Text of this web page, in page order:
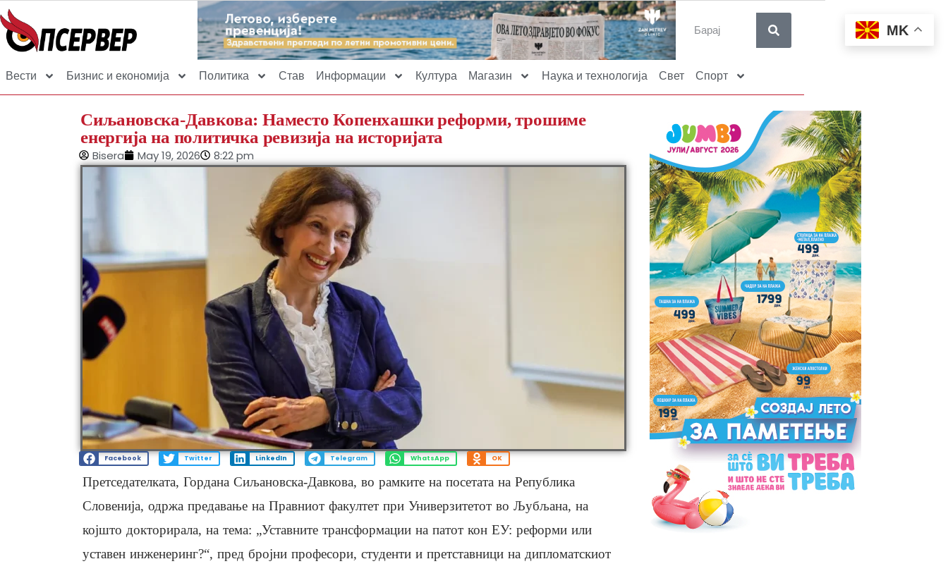
Вести Бизнис и економија Политика Став Информации Култура Магазин Наука и технологија Свет Спорт
Сиљановска-Давкова: Наместо Копенхашки реформи, трошиме
енергија на политичка ревизија на историјата
Bisera May 19, 2026 8:22 pm
Facebook Twitter LinkedIn Telegram WhatsApp OK
Претседателката, Гордана Сиљановска-Давкова, во рамките на посетата на Република
Словенија, одржа предавање на Правниот факултет при Универзитетот во Љубљана, на
којшто докторирала, на тема: „Уставните трансформации на патот кон ЕУ: реформи или
уставен инженеринг?“, пред бројни професори, студенти и претставници на дипломатскиот
MK